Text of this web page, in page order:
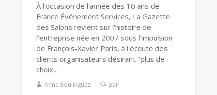
À l'occasion de l'année des 10 ans de
France Événement Services, La Gazette
des Salons revient sur l'histoire de
l'entreprise née en 2007 sous l'impulsion
de François-Xavier Paris, à l'écoute des
clients organisateurs désirant "plus de
choix...
Anne Boulinguez par